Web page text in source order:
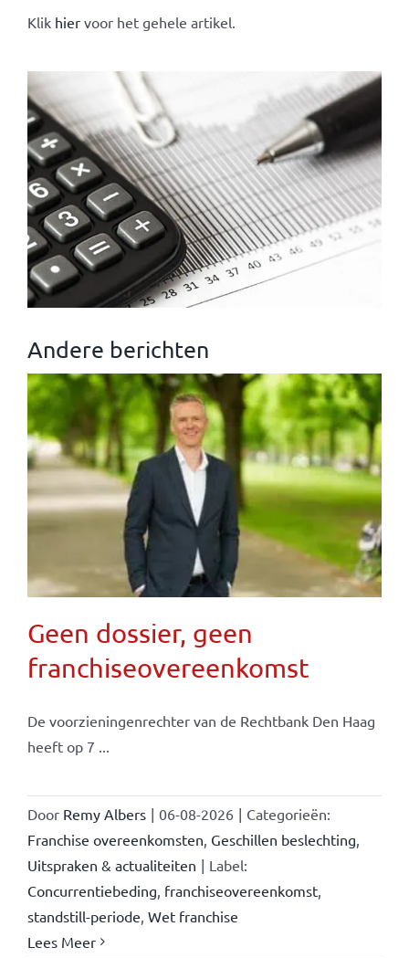
Klik hiervoor het gehele artikel.
Andere berichten
Geen dossier, geen
franchiseovereenkomst
De voorzieningenrechter van de Rechtbank Den Haag
heeft op 7 ...
Door Remy Albers | 06-08-2026 | Categorieën:
Franchise overeenkomsten Geschillen beslechting
Uitspraken & actualiteiten | Label:
Concurrentiebeding franchiseovereenkomst,
standstill-periode Wet franchise
Lees Meer